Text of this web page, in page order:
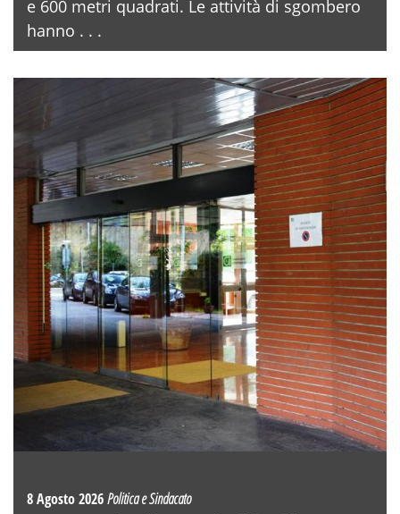
e 600 metri quadrati. Le attività di sgombero
hanno . . .
8 Agosto 2026Politica e Sindacato